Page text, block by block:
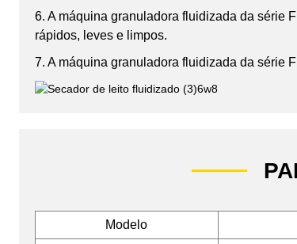
6. A máquina granuladora fluidizada da série
rápidos, leves e limpos.
7. A máquina granuladora fluidizada da série
Modelo